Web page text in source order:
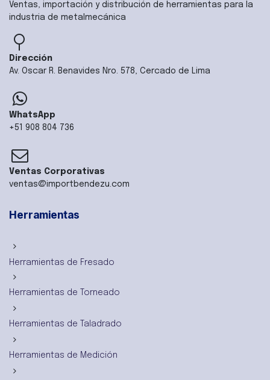
Ventas, importación y distribución de herramientas para la
industria de metalmecánica
Dirección
Av. Oscar R. Benavides Nro. 578, Cercado de Lima
WhatsApp
+51 908 804 736
Ventas Corporativas
ventas@importbendezu.com
Herramientas
Herramientas de Fresado
Herramientas de Torneado
Herramientas de Taladrado
Herramientas de Medición